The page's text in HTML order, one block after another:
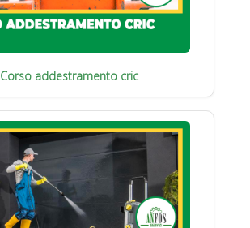
Corso addestramento cric